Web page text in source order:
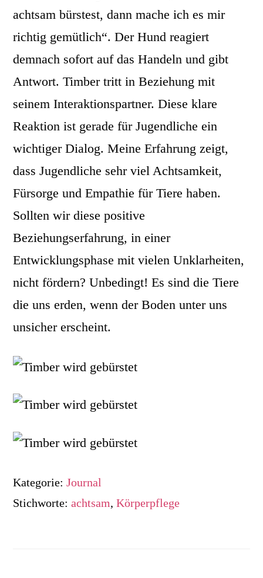
achtsam bürstest, dann mache ich es mir
richtig gemütlich“. Der Hund reagiert
demnach sofort auf das Handeln und gibt
Antwort. Timber tritt in Beziehung mit
seinem Interaktionspartner. Diese klare
Reaktion ist gerade für Jugendliche ein
wichtiger Dialog. Meine Erfahrung zeigt,
dass Jugendliche sehr viel Achtsamkeit,
Fürsorge und Empathie für Tiere haben.
Sollten wir diese positive
Beziehungserfahrung, in einer
Entwicklungsphase mit vielen Unklarheiten,
nicht fördern? Unbedingt! Es sind die Tiere
die uns erden, wenn der Boden unter uns
unsicher erscheint.
Kategorie:Journal
Stichworte:achtsam,Körperpflege